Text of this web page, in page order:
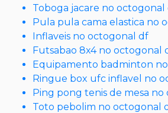
Toboga jacare no octogonal
Pula pula cama elastica no
Inflaveis no octogonal df
Futsabao 8x4 no octogonal
Equipamento badminton
Ringue box ufc inflavel no
Ping pong tenis de mesa
Toto pebolim no octogonal